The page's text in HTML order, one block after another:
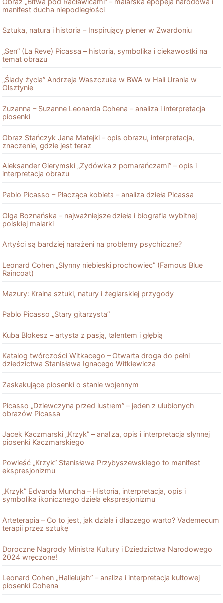
manifest ducha niepodległości
Sztuka, natura i historia – Inspirujący plener w Zwardoniu
„Sen” (La Reve) Picassa – historia, symbolika i ciekawostki na
temat obrazu
„Ślady życia” Andrzeja Waszczuka w BWA w Hali Urania w
Olsztynie
Zuzanna – Suzanne Leonarda Cohena – analiza i interpretacja
piosenki
Obraz Stańczyk Jana Matejki – opis obrazu, interpretacja,
znaczenie, gdzie jest teraz
Aleksander Gierymski „Żydówka z pomarańczami” – opis i
interpretacja obrazu
Pablo Picasso – Płacząca kobieta – analiza dzieła Picassa
Olga Boznańska – najważniejsze dzieła i biografia wybitnej
polskiej malarki
Artyści są bardziej narażeni na problemy psychiczne?
Leonard Cohen „Słynny niebieski prochowiec” (Famous Blue
Raincoat)
Mazury: Kraina sztuki, natury i żeglarskiej przygody
Pablo Picasso „Stary gitarzysta”
Kuba Blokesz – artysta z pasją, talentem i głębią
Katalog twórczości Witkacego – Otwarta droga do pełni
dziedzictwa Stanisława Ignacego Witkiewicza
Zaskakujące piosenki o stanie wojennym
Picasso „Dziewczyna przed lustrem” – jeden z ulubionych
obrazów Picassa
Jacek Kaczmarski „Krzyk” – analiza, opis i interpretacja słynnej
piosenki Kaczmarskiego
Powieść „Krzyk” Stanisława Przybyszewskiego to manifest
ekspresjonizmu
„Krzyk” Edvarda Muncha – Historia, interpretacja, opis i
symbolika ikonicznego dzieła ekspresjonizmu
Arteterapia – Co to jest, jak działa i dlaczego warto? Vademecum
terapii przez sztukę
Doroczne Nagrody Ministra Kultury i Dziedzictwa Narodowego
2024 wręczone!
Leonard Cohen „Hallelujah” – analiza i interpretacja kultowej
piosenki Cohena